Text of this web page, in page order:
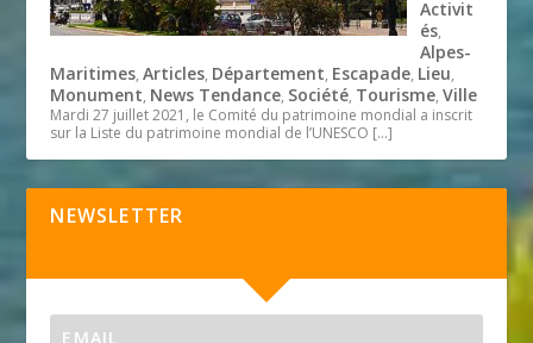
Activit
és,
Alpes-
Maritimes,Articles, Département, Escapade, Lieu,
Monument, News Tendance, Société, Tourisme,Ville
Mardi 27 juillet 2021, le Comité du patrimoine mondial a inscrit
sur la Liste du patrimoine mondial de l’UNESCO […]
NEWSLETTER